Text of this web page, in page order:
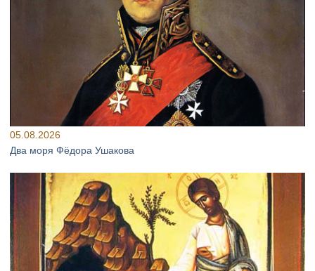
05.08.2026
Два моря Фёдора Ушакова